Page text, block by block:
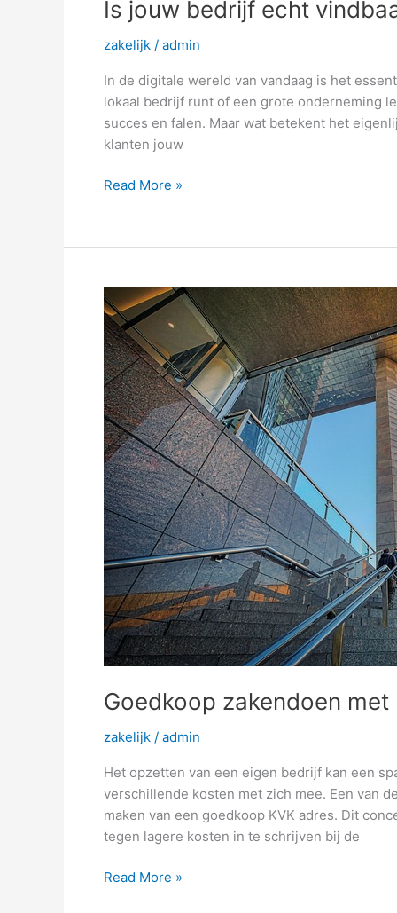
Is jouw bedrijf echt
zakelijk / admin
In de digitale wereld van vandaag is het
lokaal bedrijf runt of een grote onderneming
succes en falen. Maar wat betekent het
klanten jouw
Read More »
Goedkoop zakendoen met
zakelijk / admin
Het opzetten van een eigen bedrijf kan een
verschillende kosten met zich mee. Een van
maken van een goedkoop KVK adres. Dit
tegen lagere kosten in te schrijven bij de
Goedkoop
zakendoen
met
KVK-
adres?
Read More »